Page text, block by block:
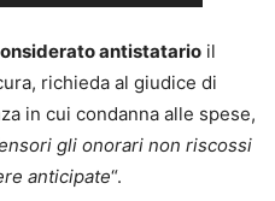
antistatario il
richieda al giudice di
in cui condanna alle spese,
gli onorari non riscossi
anticipate“.